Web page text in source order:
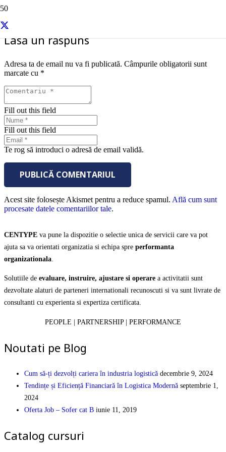
Lasă un răspuns
Adresa ta de email nu va fi publicată. Câmpurile obligatorii sunt
marcate cu *
Fill out this field
Fill out this field
Te rog să introduci o adresă de email validă.
PUBLICĂ COMENTARIUL
Acest site folosește Akismet pentru a reduce spamul. Află cum sunt
procesate datele comentariilor tale.
CENTYPE va pune la dispozitie o selectie unica de servicii care va pot
ajuta sa va orientati organizatia si echipa spre performanta
organizationala
Solutiile de evaluare, instruire, ajustare si operare a activitatii sunt
dezvoltate alaturi de parteneri internationali recunoscuti si va sunt livrate de
consultanti cu experienta si expertiza certificata.
PEOPLE | PARTNERSHIP | PERFORMANCE
Noutati pe Blog
Cum să-ți dezvolți cariera în industria logistică decembrie 9, 2024
Tendințe și Eficiență Financiară în Logistica Modernă septembrie 1,
2024
Oferta Job – Sofer cat B iunie 11, 2019
Catalog cursuri